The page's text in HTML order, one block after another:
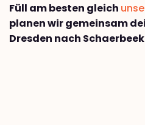
Füll am besten gleich
planen wir gemeinsam
Dresden nach